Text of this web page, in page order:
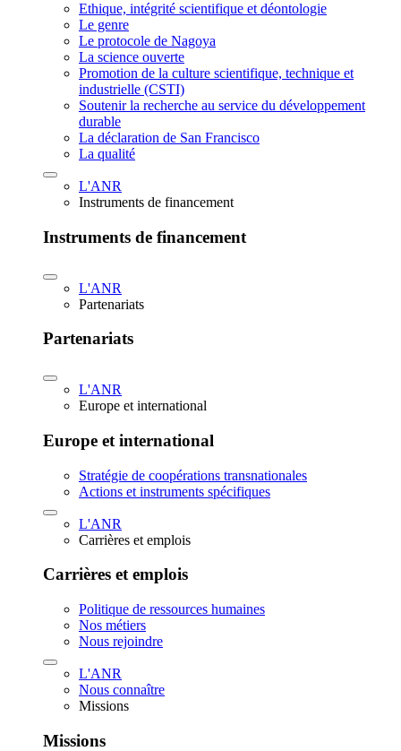
Ethique, intégrité scientifique et déontologie
Le genre
Le protocole de Nagoya
La science ouverte
Promotion de la culture scientifique, technique et
industrielle (CSTI)
Soutenir la recherche au service du développement
durable
La déclaration de San Francisco
La qualité
L'ANR
Instruments de financement
Instruments de financement
L'ANR
Partenariats
Partenariats
L'ANR
Europe et international
Europe et international
Stratégie de coopérations transnationales
Actions et instruments spécifiques
L'ANR
Carrières et emplois
Carrières et emplois
Politique de ressources humaines
Nos métiers
Nous rejoindre
L'ANR
Nous connaître
Missions
Missions